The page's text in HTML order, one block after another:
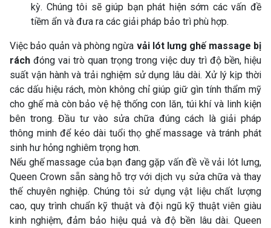
kỳ. Chúng tôi sẽ giúp bạn phát hiện sớm các vấn đề
tiềm ẩn và đưa ra các giải pháp bảo trì phù hợp.
Việc bảo quản và phòng ngừa vải lót lưng ghế massage bị
rách đóng vai trò quan trọng trong việc duy trì độ bền, hiệu
suất vận hành và trải nghiệm sử dụng lâu dài. Xử lý kịp thời
các dấu hiệu rách, mòn không chỉ giúp giữ gìn tính thẩm mỹ
cho ghế mà còn bảo vệ hệ thống con lăn, túi khí và linh kiện
bên trong. Đầu tư vào sửa chữa đúng cách là giải pháp
thông minh để kéo dài tuổi thọ ghế massage và tránh phát
sinh hư hỏng nghiêm trọng hơn.
Nếu ghế massage của bạn đang gặp vấn đề về vải lót lưng,
Queen Crown sẵn sàng hỗ trợ với dịch vụ sửa chữa và thay
thế chuyên nghiệp. Chúng tôi sử dụng vật liệu chất lượng
cao, quy trình chuẩn kỹ thuật và đội ngũ kỹ thuật viên giàu
kinh nghiệm, đảm bảo hiệu quả và độ bền lâu dài. Queen